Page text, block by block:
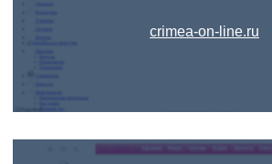
crimea-on-line.ru